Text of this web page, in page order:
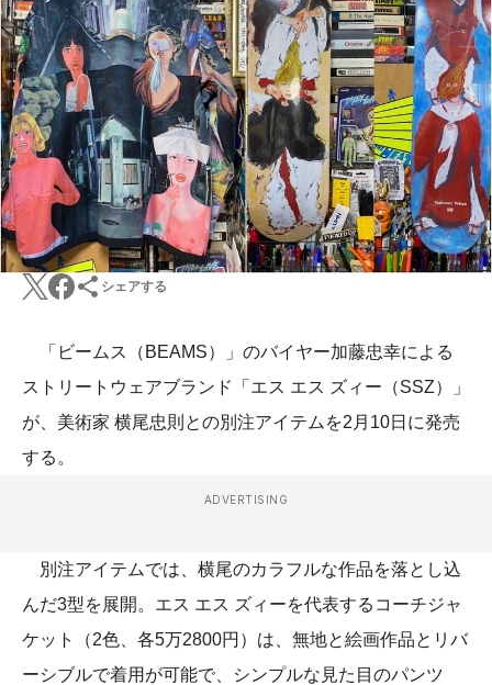
シェアする
「ビームス（BEAMS）」のバイヤー加藤忠幸による
ストリートウェアブランド「エス エス ズィー（SSZ）」
が、美術家 横尾忠則との別注アイテムを2月10日に発売
する。
ADVERTISING
別注アイテムでは、横尾のカラフルな作品を落とし込
んだ3型を展開。エス エス ズィーを代表するコーチジャ
ケット（2色、各5万2800円）は、無地と絵画作品とリバ
ーシブルで着用が可能で、シンプルな見た目のパンツ